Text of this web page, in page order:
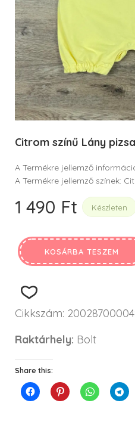
Citrom színű Lány
A Termékre jellemző
A Termékre jellemző színek:
1 490 Ft Készleten
KOSÁRBA TESZEM
Cikkszám:
Raktárhely: Bolt
Share this: